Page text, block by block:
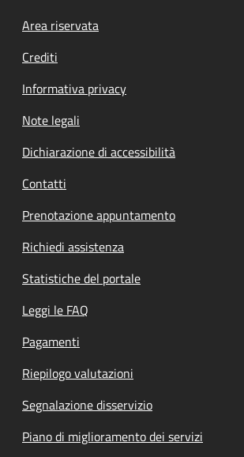
Footer menu
Area riservata
Crediti
Informativa privacy
Note legali
Dichiarazione di accessibilità
Contatti
Prenotazione appuntamento
Richiedi assistenza
Statistiche del portale
Leggi le FAQ
Pagamenti
Riepilogo valutazioni
Segnalazione disservizio
Piano di miglioramento dei servizi